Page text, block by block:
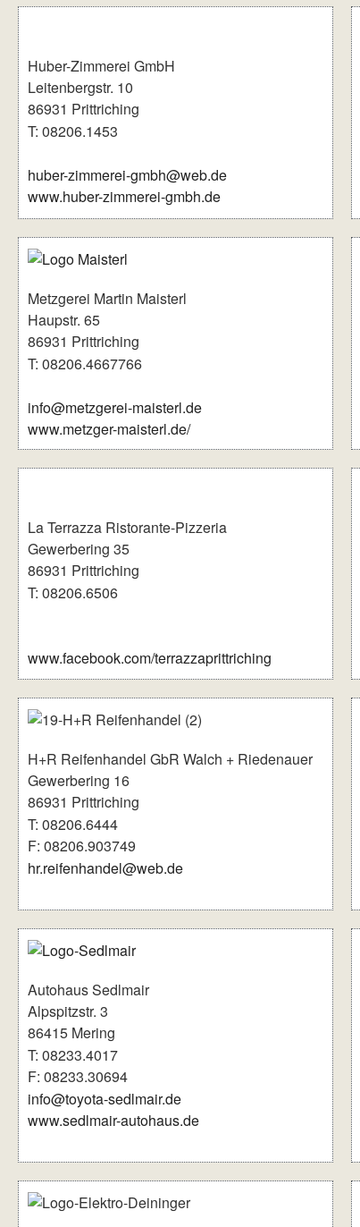
Huber-Zimmerei GmbH
Leitenbergstr. 10
86931 Prittriching
T: 08206.1453
huber-zimmerei-gmbh@web.de
www.huber-zimmerei-gmbh.de
Metzgerei Martin Maisterl
Haupstr. 65
86931 Prittriching
T: 08206.4667766
info@metzgerei-maisterl.de
www.metzger-maisterl.de/
La Terrazza Ristorante-Pizzeria
Gewerbering 35
86931 Prittriching
T: 08206.6506
www.facebook.com/terrazzaprittriching
H+R Reifenhandel GbR Walch + Riedenauer
Gewerbering 16
86931 Prittriching
T: 08206.6444
F: 08206.903749
hr.reifenhandel@web.de
Autohaus Sedlmair
Alpspitzstr. 3
86415 Mering
T: 08233.4017
F: 08233.30694
info@toyota-sedlmair.de
www.sedlmair-autohaus.de